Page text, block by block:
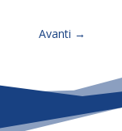
Avanti →